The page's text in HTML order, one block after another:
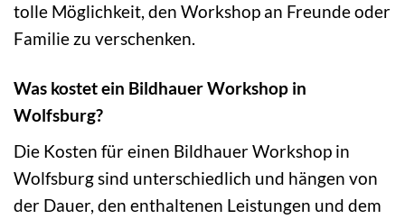
tolle Möglichkeit, den Workshop an Freunde oder
Familie zu verschenken.
Was kostet ein Bildhauer Workshop in
Wolfsburg?
Die Kosten für einen Bildhauer Workshop in
Wolfsburg sind unterschiedlich und hängen von
der Dauer, den enthaltenen Leistungen und dem